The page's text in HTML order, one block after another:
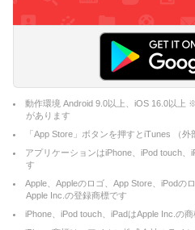
動作環境 Android 9.0以上、iOS 16.0以上
があります
「App Store」ボタンを押すとiTunes （
アプリケーションはiPhone、iPod touch
す
Apple、Appleのロゴ、App Store、iPodの
Apple Inc.の登録商標です
iPhone、iPod touch、iPadはApple Inc.の商